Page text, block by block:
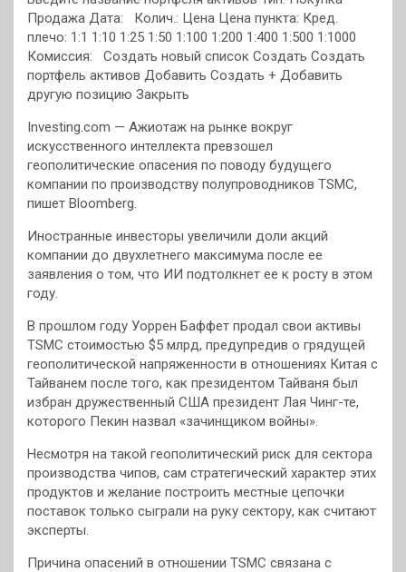
Продажа Дата: Колич.: Цена Цена пункта: Кред.
плечо: 1:1 1:10 1:25 1:50 1:100 1:200 1:400 1:500 1:1000
Комиссия:
Создать новый список Создать Создать
портфель активов Добавить Создать + Добавить
другую позицию Закрыть
Investing.com — Ажиотаж на рынке вокруг
искусственного интеллекта превзошел
геополитические опасения по поводу будущего
компании по производству полупроводников TSMC,
пишет Bloomberg.
Иностранные инвесторы увеличили доли акций
компании до двухлетнего максимума после ее
заявления о том, что ИИ подтолкнет ее к росту в этом
году.
В прошлом году Уоррен Баффет продал свои активы
TSMC стоимостью $5 млрд, предупредив о грядущей
геополитической напряженности в отношениях Китая с
Тайванем после того, как президентом Тайваня был
избран дружественный США президент Лая Чинг-те,
которого Пекин назвал «зачинщиком войны».
Несмотря на такой геополитический риск для сектора
производства чипов, сам стратегический характер этих
продуктов и желание построить местные цепочки
поставок только сыграли на руку сектору, как считают
эксперты.
Причина опасений в отношении TSMC связана с